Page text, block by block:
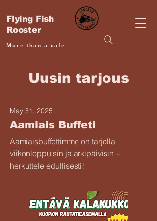
Flying Fish
Rooster
More than a cafe
Uusin tarjous
May 31, 2025
Aamiais Buffeti
Aamiaisbuffettimme on tarjolla
viikonloppuisin ja arkipäivisin –
herkuttele edullisesti!